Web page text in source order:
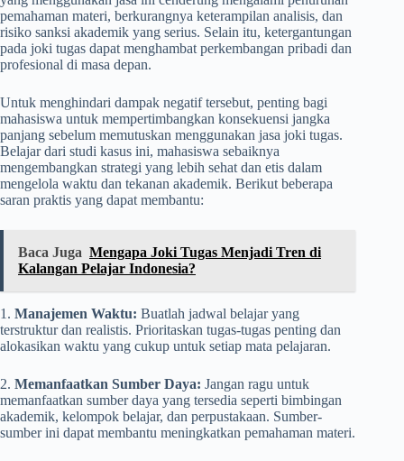
pemahaman materi, berkurangnya keterampilan analisis, dan
risiko sanksi akademik yang serius. Selain itu, ketergantungan
pada joki tugas dapat menghambat perkembangan pribadi dan
profesional di masa depan.
Untuk menghindari dampak negatif tersebut, penting bagi
mahasiswa untuk mempertimbangkan konsekuensi jangka
panjang sebelum memutuskan menggunakan jasa joki tugas.
Belajar dari studi kasus ini, mahasiswa sebaiknya
mengembangkan strategi yang lebih sehat dan etis dalam
mengelola waktu dan tekanan akademik. Berikut beberapa
saran praktis yang dapat membantu:
Baca Juga Mengapa Joki Tugas Menjadi Tren di
Kalangan Pelajar Indonesia?
1. Manajemen Waktu: Buatlah jadwal belajar yang
terstruktur dan realistis. Prioritaskan tugas-tugas penting dan
alokasikan waktu yang cukup untuk setiap mata pelajaran.
2. Memanfaatkan Sumber Daya: Jangan ragu untuk
memanfaatkan sumber daya yang tersedia seperti bimbingan
akademik, kelompok belajar, dan perpustakaan. Sumber-
sumber ini dapat membantu meningkatkan pemahaman materi.